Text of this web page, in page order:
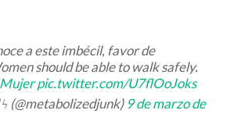
a este imbécil, favor de
should be able to walk safely.
pic.twitter.com/U7flOoJoks
(@metabolizedjunk) 9 de marzo de